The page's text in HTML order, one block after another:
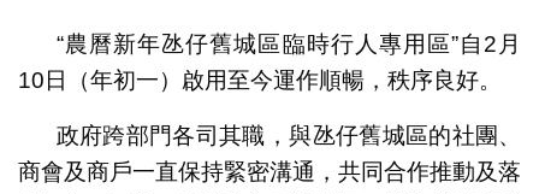
“農曆新年氹仔舊城區臨時行人專用區”自2月
10日（年初一）啟用至今運作順暢，秩序良好。
政府跨部門各司其職，與氹仔舊城區的社團、
商會及商戶一直保持緊密溝通，共同合作推動及落